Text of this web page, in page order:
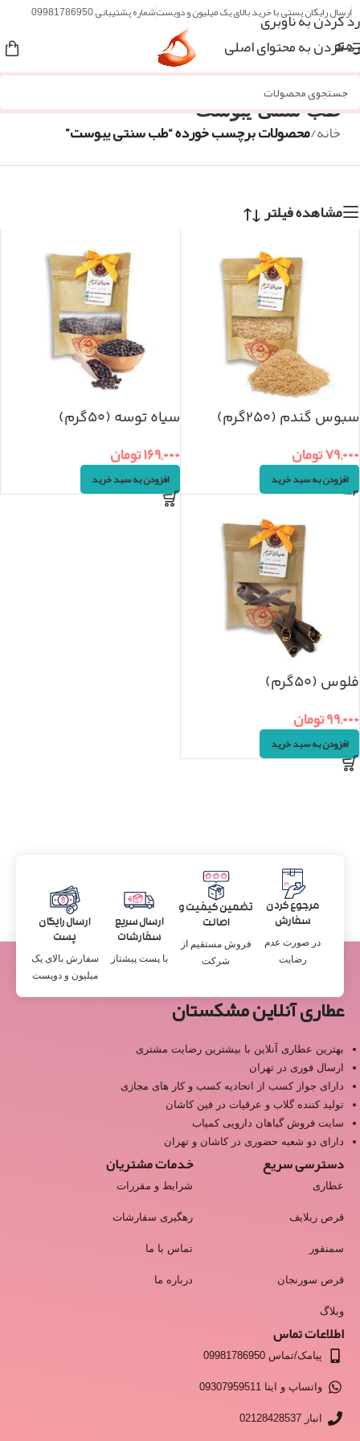
رد کردن به ناوبری
رد کردن به محتوای اصلی
ارسال رایگان پستی با خرید بالای یک میلیون و دویستشماره پشتیبانی 09981786950
منو
طب سنتی یبوست
خانه/محصولات برچسب خورده “طب سنتی یبوست”
مشاهده فیلتر
سبوس گندم (۲۵۰گرم)
۷۹,۰۰۰تومان
افزودن به سبد خرید
سیاه توسه (۵۰گرم)
۱۶۹,۰۰۰تومان
افزودن به سبد خرید
فلوس (۵۰گرم)
۹۹,۰۰۰تومان
افزودن به سبد خرید
مرجوع کردن
سفارش
در صورت عدم
رضایت
تضمین کیفیت و
اصالت
فروش مستقیم از
شرکت
ارسال سریع
سفارشات
با پست پیشتاز
ارسال رایگان
پست
سفارش بالای یک
میلیون و دویست
عطاری آنلاین مشکستان
بهترین عطاری آنلاین با بیشترین رضایت مشتری
ارسال فوری در تهران
دارای جواز کسب از اتحادیه کسب و کار های مجازی
تولید کننده گلاب و عرقیات در فین کاشان
سایت فروش گیاهان دارویی کمیاب
دارای دو شعبه حضوری در کاشان و تهران
دسترسی سریع
عطاری
قرص ریلایف
سمنقور
قرص سورنجان
وبلاگ
خدمات مشتریان
شرایط و مقررات
رهگیری سفارشات
تماس با ما
درباره ما
اطلاعات تماس
پیامک/تماس 09981786950
واتساپ و ایتا 09307959511
انبار 02128428537